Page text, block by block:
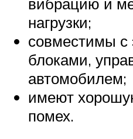
нагрузки;
совместимы с
блоками,
автомобилем;
имеют
помех.